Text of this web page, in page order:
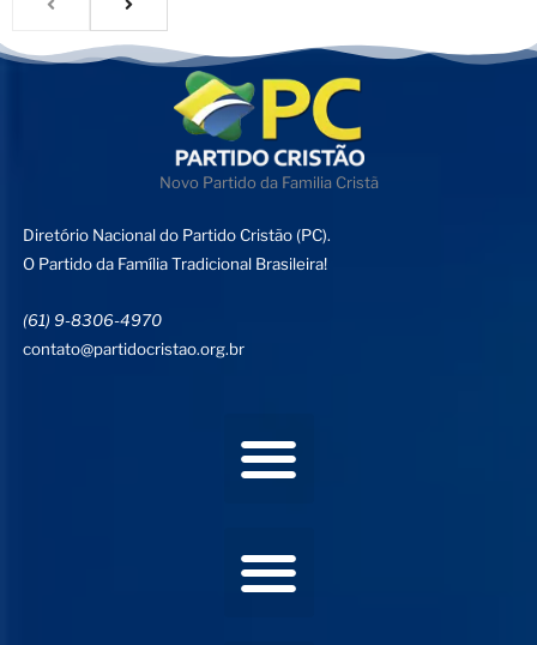
Novo Partido da Familia Cristã
Diretório Nacional do Partido Cristão (PC).
O Partido da Família Tradicional Brasileira!
(61) 9-8306-4970
contato@partidocristao.org.br